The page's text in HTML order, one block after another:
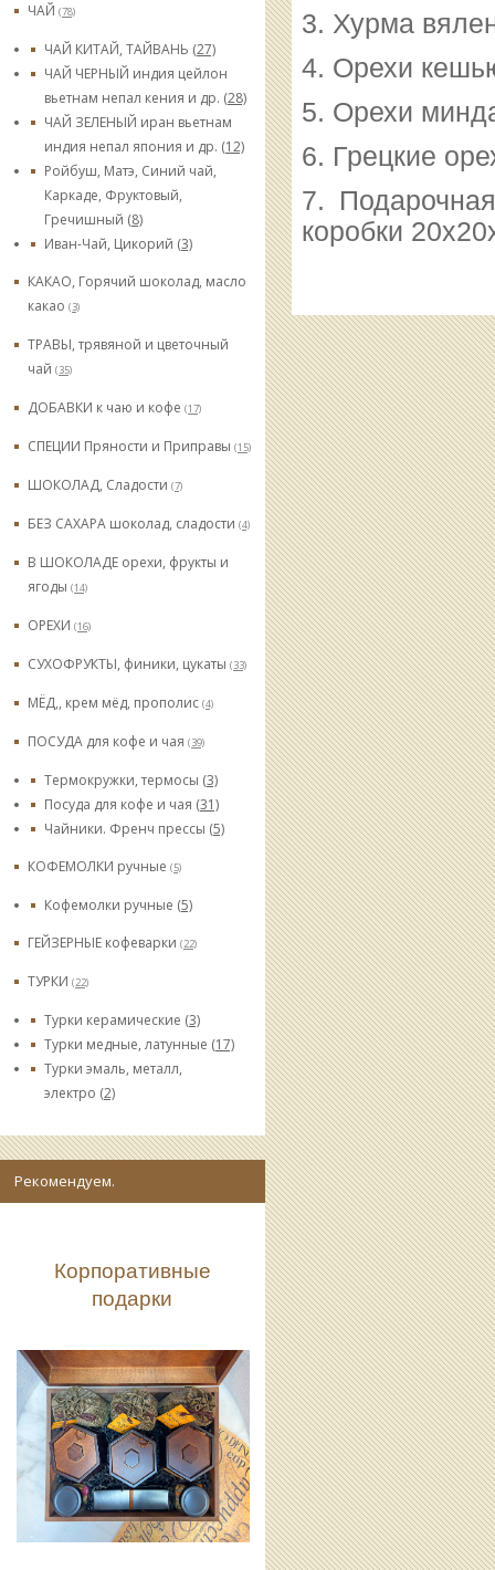
ЧАЙ (78)
ЧАЙ КИТАЙ, ТАЙВАНЬ (27)
ЧАЙ ЧЕРНЫЙ индия цейлон
вьетнам непал кения и др. (28)
ЧАЙ ЗЕЛЕНЫЙ иран вьетнам
индия непал япония и др. (12)
Ройбуш, Матэ, Синий чай,
Каркаде, Фруктовый,
Гречишный (8)
Иван-Чай, Цикорий (3)
КАКАО, Горячий шоколад, масло
какао (3)
ТРАВЫ, трявяной и цветочный
чай (35)
ДОБАВКИ к чаю и кофе (17)
СПЕЦИИ Пряности и Приправы (15)
ШОКОЛАД, Сладости (7)
БЕЗ САХАРА шоколад, сладости (4)
В ШОКОЛАДЕ орехи, фрукты и
ягоды (14)
ОРЕХИ (16)
СУХОФРУКТЫ, финики, цукаты (33)
МЁД,, крем мёд, прополис (4)
ПОСУДА для кофе и чая (39)
Термокружки, термосы (3)
Посуда для кофе и чая (31)
Чайники. Френч прессы (5)
КОФЕМОЛКИ ручные (5)
Кофемолки ручные (5)
ГЕЙЗЕРНЫЕ кофеварки (22)
ТУРКИ (22)
Турки керамические (3)
Турки медные, латунные (17)
Турки эмаль, металл,
электро (2)
Рекомендуем.
Корпоративные
подарки
3. Хурма
4. Орехи
5. Орехи
6. Грецкие
7.
коробки